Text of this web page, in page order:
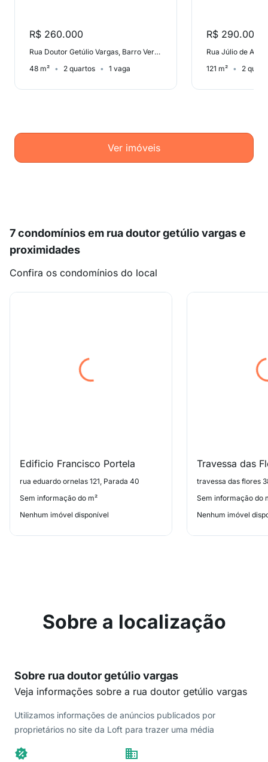
R$ 260.000
Rua Doutor Getúlio Vargas, Barro Vermelho
48 m²
2 quartos 1 vaga
R$ 290.000
Rua Júlio de
121 m²
2
Ver imóveis
7 condomínios em rua doutor getúlio vargas e
proximidades
Confira os condomínios do local
Edificio Francisco Portela
rua eduardo ornelas 121, Parada 40
Sem informação do m²
Nenhum imóvel disponível
Travessa das
travessa das flores
Sem informação do
Nenhum imóvel
Sobre a localização
Sobre rua doutor getúlio vargas
Veja informações sobre a rua doutor getúlio vargas
Utilizamos informações de anúncios publicados por
proprietários no site da Loft para trazer uma média